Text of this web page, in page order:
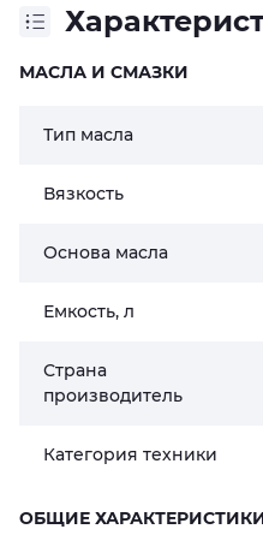
МАСЛА И СМАЗКИ
Тип масла
Вязкость
Основа масла
Емкость, л
Страна
производитель
Категория техники
ОБЩИЕ